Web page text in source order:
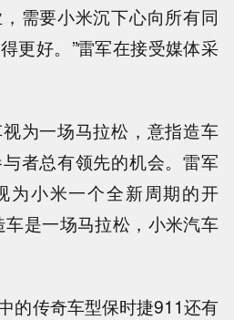
需要小米沉下心向所有同
更好。”雷军在接受媒体采
为一场马拉松，意指造车
者总有领先的机会。雷军
为小米一个全新周期的开
车是一场马拉松，小米汽车
的传奇车型保时捷911还有